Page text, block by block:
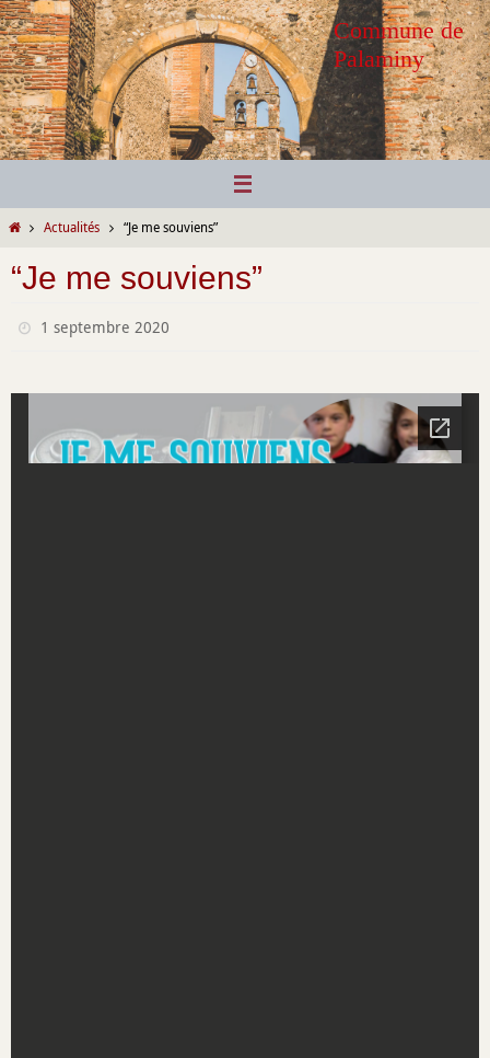
Passer
vers
le
contenu
Commune de
Palaminy
HomeActualités “Je me souviens”
“Je me souviens”
1 septembre 2020